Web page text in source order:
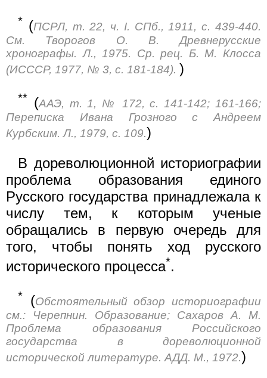
* (ПСРЛ, т. 22, ч. I. СПб., 1911, с. 439-440.
См. Творогов О. В. Древнерусские
хронографы. Л., 1975. Ср. рец. Б. М. Клосса
(ИСССР, 1977, № 3, с. 181-184). )
** (ААЭ, т. 1, № 172, с. 141-142; 161-166;
Переписка Ивана Грозного с Андреем
Курбским. Л., 1979, с. 109.)
В дореволюционной историографии
проблема образования единого
Русского государства принадлежала к
числу тем, к которым ученые
обращались в первую очередь для
того, чтобы понять ход русского
исторического процесса*.
* (Обстоятельный обзор историографии
см.: Черепнин. Образование; Сахаров А. М.
Проблема образования Российского
государства в дореволюционной
исторической литературе. АДД. М., 1972.)